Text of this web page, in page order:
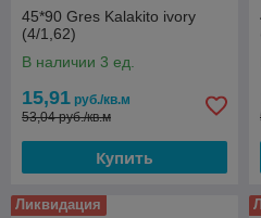
45*90 Gres Kalakito ivory
(4/1,62)
В наличии 3 ед.
15,91 руб./кв.м
53,04 руб./кв.м
Купить
Ликвидация